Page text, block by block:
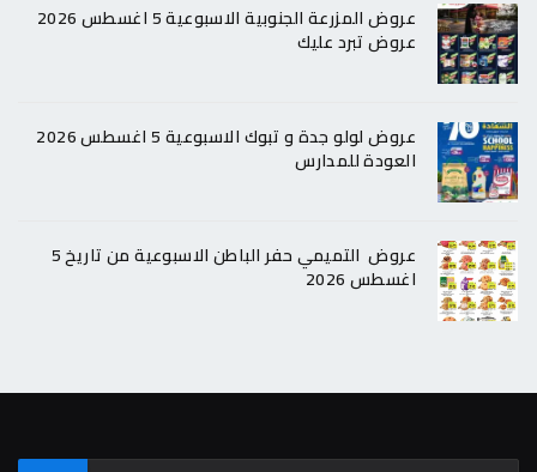
عروض المزرعة الجنوبية الاسبوعية 5 اغسطس 2026
عروض تبرد عليك
عروض لولو جدة و تبوك الاسبوعية 5 اغسطس 2026
العودة للمدارس
عروض التميمي حفر الباطن الاسبوعية من تاريخ 5
اغسطس 2026